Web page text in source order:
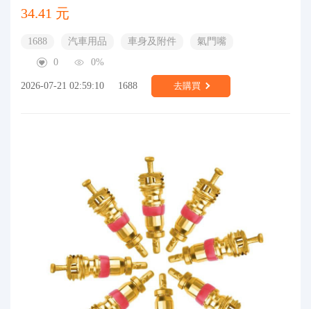
34.41 元
1688 汽車用品 車身及附件
氣門嘴
0
0%
2026-07-21 02:59:10 1688 去購買